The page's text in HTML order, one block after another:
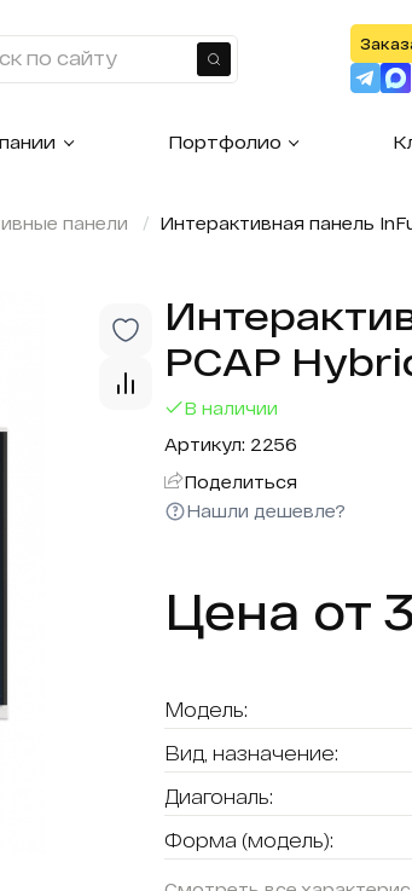
Найти
Портфолио
панели Интерактивная панель
PCAP
В наличии
Артикул: 2256
Поделиться
Нашли дешевле?
Цена от
Модель:
Вид, назначение:
Диагональ:
Форма (модель):